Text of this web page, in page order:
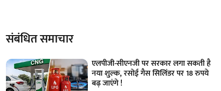
संबंधित समाचार
एलपीजी-सीएनजी पर सरकार लगा सकती है
नया शुल्क, रसोई गैस सिलिंडर पर 18 रुपये
बढ़ जाएंगे !